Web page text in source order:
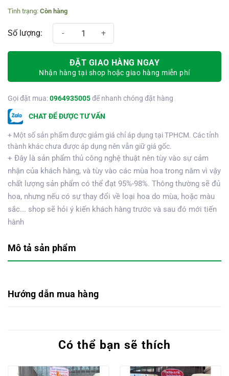
Còn hàng
Kệ hoa phát đạt 004 số lượng
ĐẶT GIAO HÀNG NGAY
Nhận hàng tại shop hoặc giao hàng miễn phí
Gọi đặt mua:0964935005để nhanh chóng đặt hàng
CHAT ĐỂ ĐƯỢC TƯ VẤN
+ Một số sản phẩm được giảm giá chỉ áp dụng tại TPHCM. Các tỉnh
thành khác chưa được áp dụng nên vẫn giữ giá gốc.
+ Đây là sản phẩm thủ công nghệ thuật nên tùy vào sự cảm
nhận của khách hàng, và tùy vào các mùa hoa trong năm vì vậy
chất lượng sản phẩm có thể đạt 95%-98%. Thông thường sẽ đủ
hoa, nhưng nếu có sự thay đổi về loại hoa do mùa, hoặc màu
sắc... shop sẽ hỏi ý kiến khách hàng trước và sau đó mới tiến
hành
Mô tả sản phẩm
Hướng dẫn mua hàng
Có thể bạn sẽ thích